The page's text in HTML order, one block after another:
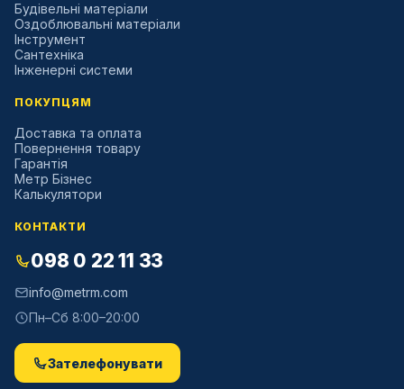
Будівельні матеріали
Оздоблювальні матеріали
Інструмент
Сантехніка
Інженерні системи
ПОКУПЦЯМ
Доставка та оплата
Повернення товару
Гарантія
Метр Бізнес
Калькулятори
КОНТАКТИ
098 0 22 11 33
info@metrm.com
Пн–Сб 8:00–20:00
Зателефонувати